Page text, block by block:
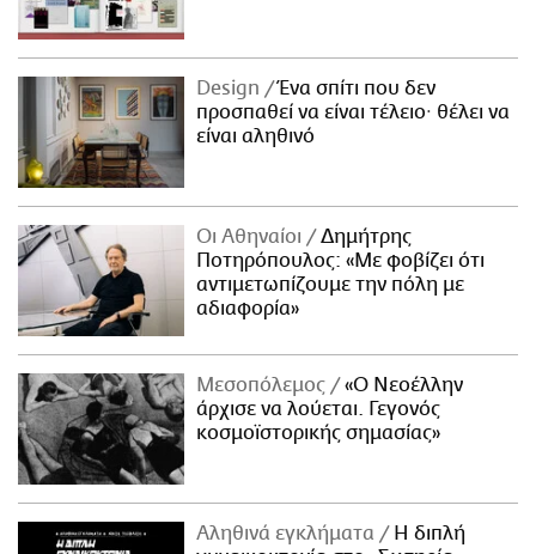
Design
Ένα σπίτι που δεν
προσπαθεί να είναι τέλειο· θέλει να
είναι αληθινό
Οι Αθηναίοι
Δημήτρης
Ποτηρόπουλος: «Με φοβίζει ότι
αντιμετωπίζουμε την πόλη με
αδιαφορία»
Μεσοπόλεμος
«Ο Νεοέλλην
άρχισε να λούεται. Γεγονός
κοσμοϊστορικής σημασίας»
Αληθινά εγκλήματα
Η διπλή